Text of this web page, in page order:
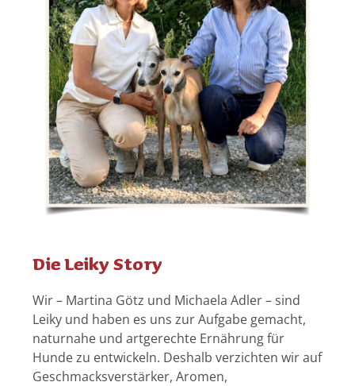
Die Leiky Story
Wir – Martina Götz und Michaela Adler – sind
Leiky und haben es uns zur Aufgabe gemacht,
naturnahe und artgerechte Ernährung für
Hunde zu entwickeln. Deshalb verzichten wir auf
Geschmacksverstärker, Aromen,